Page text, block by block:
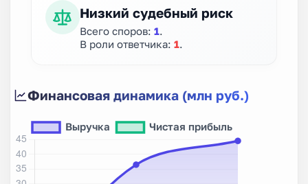
Низкий судебный риск
Всего споров: 1
В роли ответчика: 1
Финансовая динамика (млн руб.)